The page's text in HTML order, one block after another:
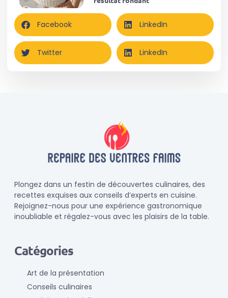
Facebook LinkedIn
Twitter LinkedIn
Plongez dans un festin de découvertes culinaires, des
recettes exquises aux conseils d’experts en cuisine.
Rejoignez-nous pour une expérience gastronomique
inoubliable et régalez-vous avec les plaisirs de la table.
Catégories
Art de la présentation
Conseils culinaires